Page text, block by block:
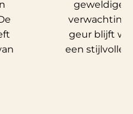
geweldige
geur blijft
een stijlvolle